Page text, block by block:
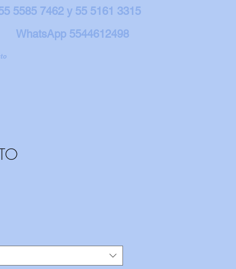
5585 7462 y 55 5161 3315
WhatsApp 5544612498